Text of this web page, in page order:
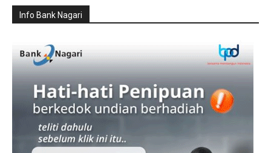
Info Bank Nagari